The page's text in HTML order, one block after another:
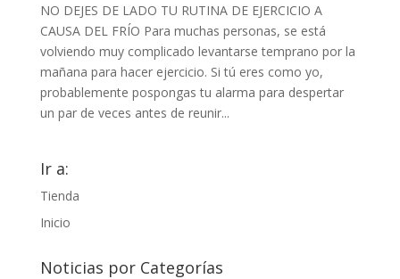
NO DEJES DE LADO TU RUTINA DE EJERCICIO A
CAUSA DEL FRÍO Para muchas personas, se está
volviendo muy complicado levantarse temprano por la
mañana para hacer ejercicio. Si tú eres como yo,
probablemente pospongas tu alarma para despertar
un par de veces antes de reunir...
Ir a:
Tienda
Inicio
Noticias por Categorías